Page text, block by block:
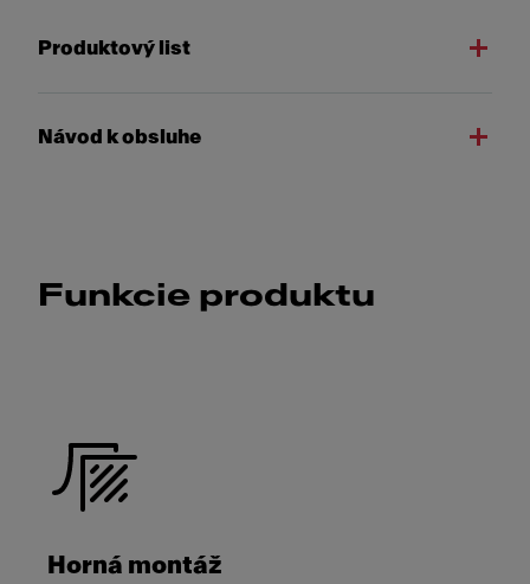
Produktový list
Návod k obsluhe
Funkcie produktu
Horná montáž